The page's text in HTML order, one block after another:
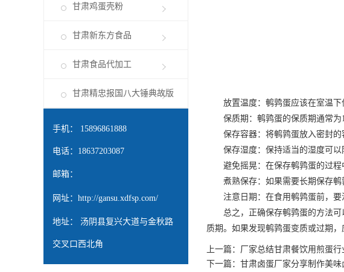
甘肃鸡蛋壳粉
甘肃新东方食品
甘肃食品代加工
甘肃精忠报国八大锤典故版
手机： 15896861888
电话：18637203087
邮箱：
网址： http://gansu.xdfsp.com/
地址： 汤阴县复兴大道与金秋路
交叉口西北角
放置温度：鹌鹑蛋应该在室温下
保质期：鹌鹑蛋的保质期通常为1
保存容器：将鹌鹑蛋放入密封的
保存湿度：保持适当的湿度可以
避免摇晃：在保存鹌鹑蛋的过程
煮熟保存：如果需要长期保存鹌
注意日期：在食用鹌鹑蛋前，要
总之，正确保存鹌鹑蛋的方法可
质期。如果发现鹌鹑蛋变质或过期
上一篇： 厂家总结甘肃餐饮用煎蛋行
下一篇： 甘肃卤蛋厂家分享制作美